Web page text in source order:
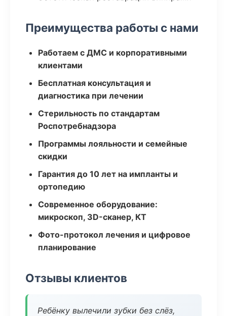
Преимущества работы с нами
Работаем с ДМС и корпоративными
клиентами
Бесплатная консультация и
диагностика при лечении
Стерильность по стандартам
Роспотребнадзора
Программы лояльности и семейные
скидки
Гарантия до 10 лет на импланты и
ортопедию
Современное оборудование:
микроскоп, 3D-сканер, КТ
Фото-протокол лечения и цифровое
планирование
Отзывы клиентов
Ребёнку вылечили зубки без слёз,